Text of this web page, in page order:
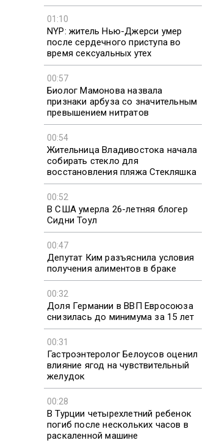
01:10
NYP: житель Нью-Джерси умер
после сердечного приступа во
время сексуальных утех
00:57
Биолог Мамонова назвала
признаки арбуза со значительным
превышением нитратов
00:54
Жительница Владивостока начала
собирать стекло для
восстановления пляжа Стекляшка
00:52
В США умерла 26-летняя блогер
Сидни Тоул
00:47
Депутат Ким разъяснила условия
получения алиментов в браке
00:32
Доля Германии в ВВП Евросоюза
снизилась до минимума за 15 лет
00:31
Гастроэнтеролог Белоусов оценил
влияние ягод на чувствительный
желудок
00:28
В Турции четырехлетний ребенок
погиб после нескольких часов в
раскаленной машине